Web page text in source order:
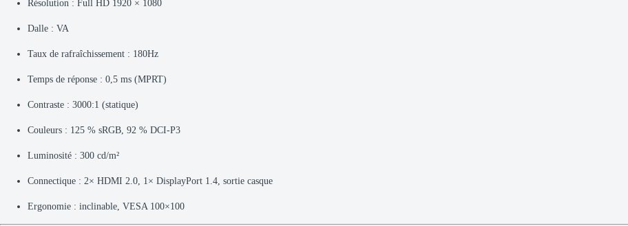
Résolution : Full HD 1920 × 1080
Dalle : VA
Taux de rafraîchissement : 180Hz
Temps de réponse : 0,5 ms (MPRT)
Contraste : 3000:1 (statique)
Couleurs : 125 % sRGB, 92 % DCI-P3
Luminosité : 300 cd/m²
Connectique : 2× HDMI 2.0, 1× DisplayPort 1.4, sortie casque
Ergonomie : inclinable, VESA 100×100